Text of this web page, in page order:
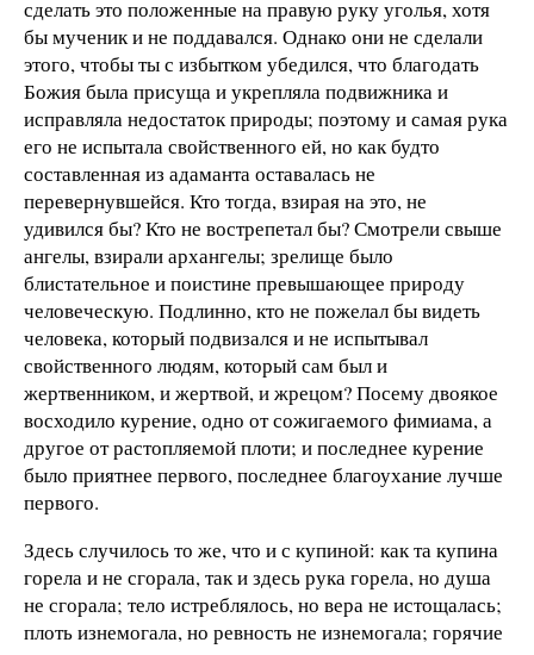
сделать это положенные на правую руку уголья, хотя
бы мученик и не поддавался. Однако они не сделали
этого, чтобы ты с избытком убедился, что благодать
Божия была присуща и укрепляла подвижника и
исправляла недостаток природы; поэтому и самая рука
его не испытала свойственного ей, но как будто
составленная из адаманта оставалась не
перевернувшейся. Кто тогда, взирая на это, не
удивился бы? Кто не вострепетал бы? Смотрели свыше
ангелы, взирали архангелы; зрелище было
блистательное и поистине превышающее природу
человеческую. Подлинно, кто не пожелал бы видеть
человека, который подвизался и не испытывал
свойственного людям, который сам был и
жертвенником, и жертвой, и жрецом? Посему двоякое
восходило курение, одно от сожигаемого фимиама, а
другое от растопляемой плоти; и последнее курение
было приятнее первого, последнее благоухание лучше
первого.
Здесь случилось то же, что и с купиной: как та купина
горела и не сгорала, так и здесь рука горела, но душа
не сгорала; тело истреблялось, но вера не истощалась;
плоть изнемогала, но ревность не изнемогала; горячие